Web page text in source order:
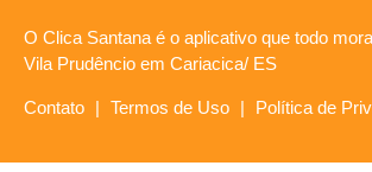
O Clica Santana é o aplicativo que todo
Vila Prudêncio em Cariacica/ ES
Contato | Termos de Uso | Política de